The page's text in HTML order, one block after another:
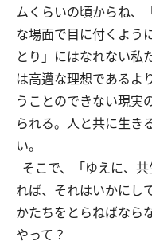
ムくらいの頃からね、
な場面で目に付くよう
とり」にはなれない私
は高邁な理想であるよ
うことのできない現実
られる。人と共に生き
い。
そこで、「ゆえに、
れば、それはいかにし
かたちをとらねばなら
やって？